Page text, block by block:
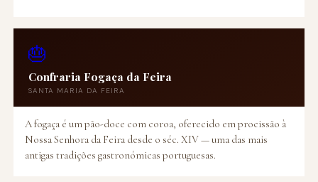
🎂
Confraria Fogaça da Feira
SANTA MARIA DA FEIRA
A fogaça é um pão-doce com coroa, oferecido em procissão à
Nossa Senhora da Feira desde o séc. XIV — uma das mais
antigas tradições gastronómicas portuguesas.